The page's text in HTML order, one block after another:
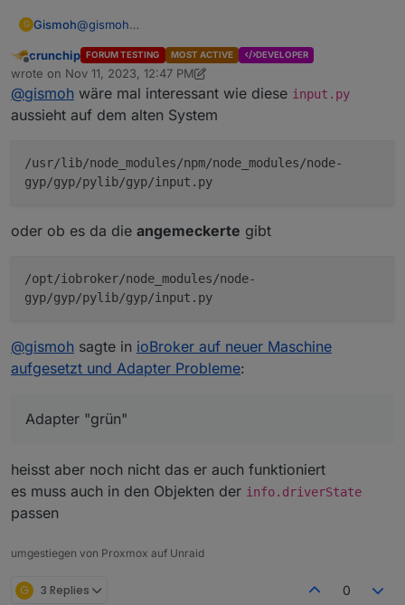
Daher würde ich mal da ansetzen und etwas tiefer
löschen und neu installieren, möglicherweise liegt da
schon ein "unentdecktes" Problem vor.
wie weiter oben schon erwähnt, hatte ich den ble
upgedatet, sowie auch nodejs, irgendwann als ich
dann mit dem ble von v0.13.3 auf die 0.13.4 gehen
wollte, kam es zum selbigen Fehler
npm ERR!     build_file_contents =
npm ERR!
npm ERR! ValueError: invalid mode: 'rU'
daher denk ich, ist eventuell auf deinem alten System
schon was faul
G Gismoh@gismoh
"grün"). (Auf dem Pi4)
Offline
crunchip FORUM TESTING MOST ACTIVE DEVELOPER
wrote on Nov 11, 2023, 12:47 PM
last edited by crunchip Nov 11, 2023, 1:50 PM
@gismoh wäre mal interessant wie diese input.py
aussieht auf dem alten System
/usr/lib/node_modules/npm/node_modules/node-
gyp/gyp/pylib/gyp/input.py
oder ob es da die angemeckerte gibt
/opt/iobroker/node_modules/node-
gyp/gyp/pylib/gyp/input.py
@gismoh sagte in ioBroker auf neuer Maschine
aufgesetzt und Adapter Probleme:
Adapter "grün"
heisst aber noch nicht das er auch funktioniert
es muss auch in den Objekten der info.driverState
passen
umgestiegen von Proxmox auf Unraid
G 3 Replies 0